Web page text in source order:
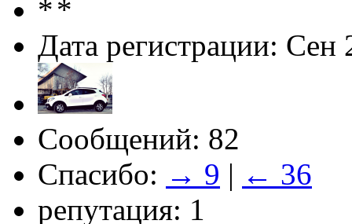
Дата регистрации: Сен
Сообщений: 82
Спасибо: → 9 | ← 36
репутация: 1